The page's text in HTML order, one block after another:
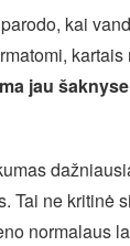
kai
jau šaknyse
Tai ne kritinė
normalaus